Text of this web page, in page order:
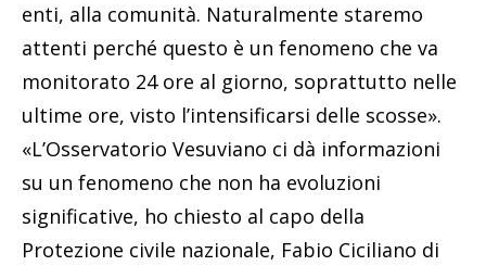
enti, alla comunità. Naturalmente staremo
attenti perché questo è un fenomeno che va
monitorato 24 ore al giorno, soprattutto nelle
ultime ore, visto l’intensificarsi delle scosse».
«L’Osservatorio Vesuviano ci dà informazioni
su un fenomeno che non ha evoluzioni
significative, ho chiesto al capo della
Protezione civile nazionale, Fabio Ciciliano di